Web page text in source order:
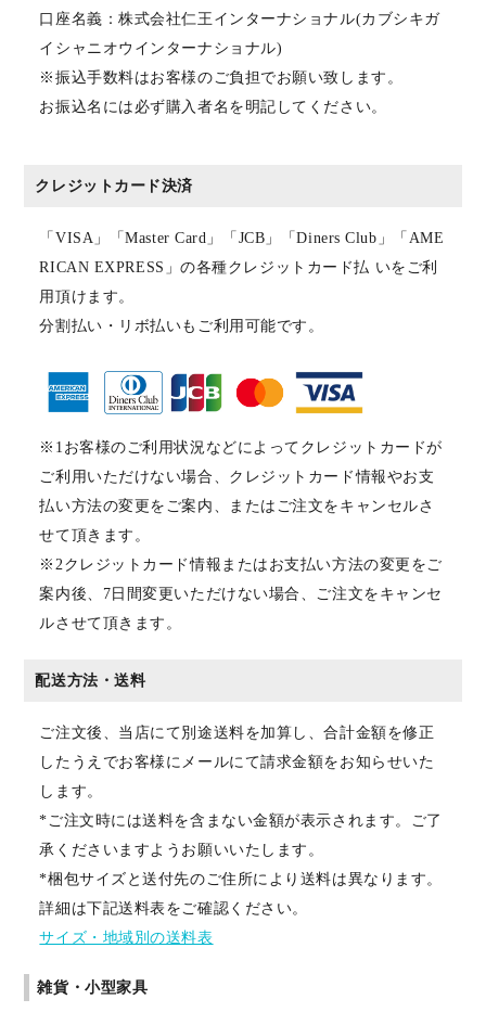
口座名義：株式会社仁王インターナショナル(カブシキガ
イシャニオウインターナショナル)
※振込手数料はお客様のご負担でお願い致します。
お振込名には必ず購入者名を明記してください。
クレジットカード決済
「VISA」「Master Card」「JCB」「Diners Club」「AME
RICAN EXPRESS」の各種クレジットカード払 いをご利
用頂けます。
分割払い・リボ払いもご利用可能です。
※1お客様のご利用状況などによってクレジットカードが
ご利用いただけない場合、クレジットカード情報やお支
払い方法の変更をご案内、またはご注文をキャンセルさ
せて頂きます。
※2クレジットカード情報またはお支払い方法の変更をご
案内後、7日間変更いただけない場合、ご注文をキャンセ
ルさせて頂きます。
配送方法・送料
ご注文後、当店にて別途送料を加算し、合計金額を修正
したうえでお客様にメールにて請求金額をお知らせいた
します。
*ご注文時には送料を含まない金額が表示されます。ご了
承くださいますようお願いいたします。
*梱包サイズと送付先のご住所により送料は異なります。
詳細は下記送料表をご確認ください。
サイズ・地域別の送料表
雑貨・小型家具